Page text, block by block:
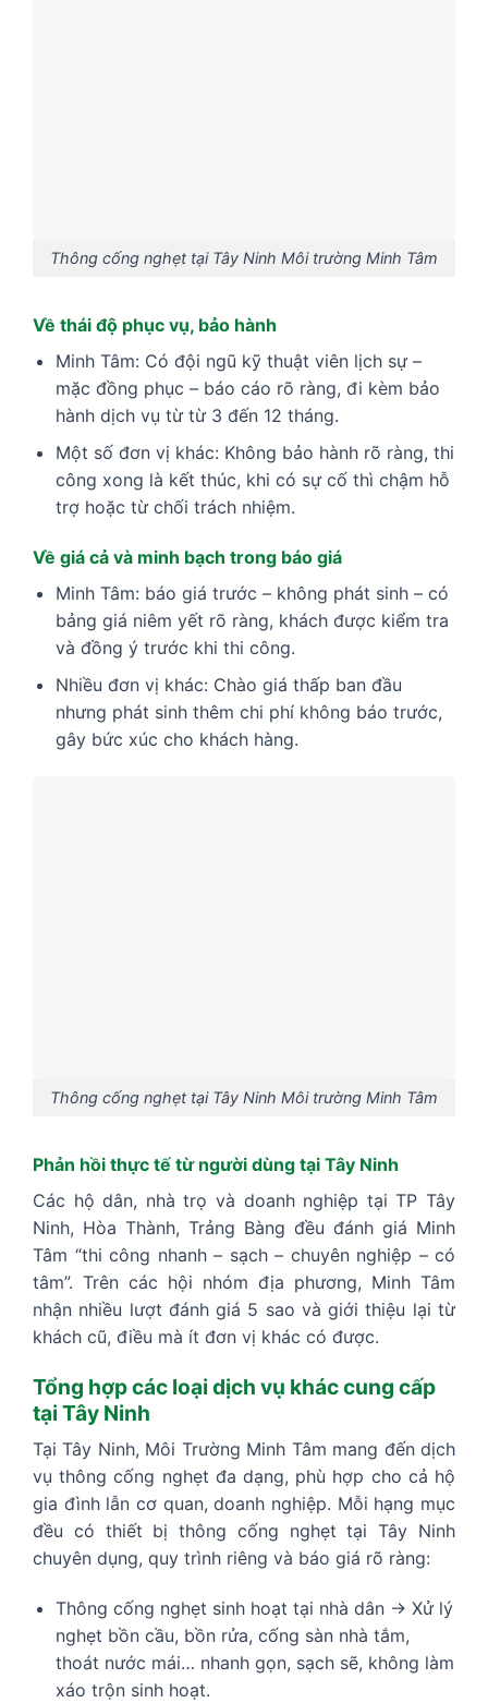
Thông cống nghẹt tại Tây Ninh Môi trường Minh Tâm
Về thái độ phục vụ, bảo hành
Minh Tâm: Có đội ngũ kỹ thuật viên lịch sự –
mặc đồng phục – báo cáo rõ ràng, đi kèm bảo
hành dịch vụ từ từ 3 đến 12 tháng.
Một số đơn vị khác: Không bảo hành rõ ràng, thi
công xong là kết thúc, khi có sự cố thì chậm hỗ
trợ hoặc từ chối trách nhiệm.
Về giá cả và minh bạch trong báo giá
Minh Tâm: báo giá trước – không phát sinh – có
bảng giá niêm yết rõ ràng, khách được kiểm tra
và đồng ý trước khi thi công.
Nhiều đơn vị khác: Chào giá thấp ban đầu
nhưng phát sinh thêm chi phí không báo trước,
gây bức xúc cho khách hàng.
Thông cống nghẹt tại Tây Ninh Môi trường Minh Tâm
Phản hồi thực tế từ người dùng tại Tây Ninh
Các hộ dân, nhà trọ và doanh nghiệp tại TP Tây
Ninh, Hòa Thành, Trảng Bàng đều đánh giá Minh
Tâm “thi công nhanh – sạch – chuyên nghiệp – có
tâm”. Trên các hội nhóm địa phương, Minh Tâm
nhận nhiều lượt đánh giá 5 sao và giới thiệu lại từ
khách cũ, điều mà ít đơn vị khác có được.
Tổng hợp các loại dịch vụ khác cung cấp
tại Tây Ninh
Tại Tây Ninh, Môi Trường Minh Tâm mang đến dịch
vụ thông cống nghẹt đa dạng, phù hợp cho cả hộ
gia đình lẫn cơ quan, doanh nghiệp. Mỗi hạng mục
đều có thiết bị thông cống nghẹt tại Tây Ninh
chuyên dụng, quy trình riêng và báo giá rõ ràng:
Thông cống nghẹt sinh hoạt tại nhà dân → Xử lý
nghẹt bồn cầu, bồn rửa, cống sàn nhà tắm,
thoát nước mái… nhanh gọn, sạch sẽ, không làm
xáo trộn sinh hoạt.